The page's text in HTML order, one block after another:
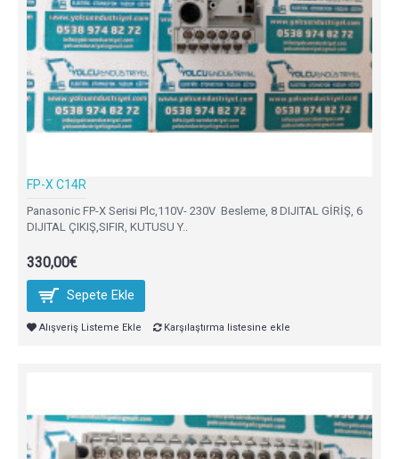
FP-X C14R
Panasonic FP-X Serisi Plc,110V- 230V Besleme, 8 DIJITAL GİRİŞ, 6
DIJITAL ÇIKIŞ,SIFIR, KUTUSU Y..
330,00€
Sepete Ekle
Alışveriş Listeme Ekle Karşılaştırma listesine ekle